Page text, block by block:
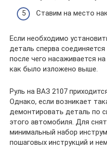
Ставим на место
Если необходимо
деталь сперва
после чего насаживается
как было изложено выше.
Руль на ВАЗ 2107
Однако, если возникает
демонтировать деталь по
этого автомобиля. Для
минимальный набор
пошаговых инструкций и